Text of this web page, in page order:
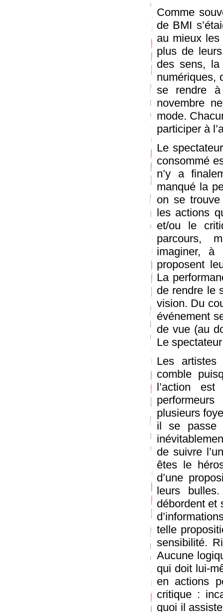
Comme
de BMI
au mieux
plus de
des sens, la
numériques,
se rendre
novembre
mode.
participer à
Le
consommé
n’y a
manqué la
on se
les actions
et/ou le
parcours,
imaginer,
proposent
La
de rendre le
vision. Du
événement
de vue (au
Le
Les
comble
l’action
plusieurs
il se passe
de suivre
êtes le
d’une
leurs
débordent et
telle
sensibilité.
Aucune
qui doit lui-
en actions
critique :
quoi il